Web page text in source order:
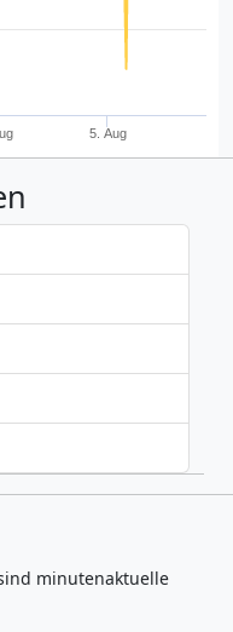
5. Aug
minutenaktuelle